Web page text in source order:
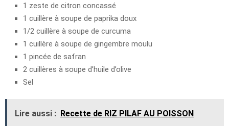
1 zeste de citron concassé
1 cuillère à soupe de paprika doux
1/2 cuillère à soupe de curcuma
1 cuillère à soupe de gingembre moulu
1 pincée de safran
2 cuillères à soupe d’huile d’olive
Sel
Lire aussi : Recette de RIZ PILAF AU POISSON